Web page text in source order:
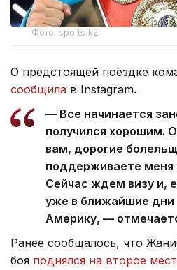
Фото: sports.kz
О предстоящей поездке
сообщила в Instagram.
— Все начинается
получился хорошим.
вам, дорогие
поддерживаете меня
Сейчас ждем визу и,
уже в ближайшие дни
Америку, —
Ранее сообщалось, что
боя поднялся на второе